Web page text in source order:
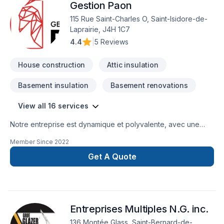
étape de votre projet.Gestion Paon
115 Rue Saint-Charles O, Saint-Isidore-de-
Laprairie, J4H 1C7
4.4
5 Reviews
House construction Attic insulation
Basement insulation Basement renovations
View all 16 services
Notre entreprise est dynamique et polyvalente, avec une
construction.Grâce à nos formations spécialisées en
menuiserie, en ingénierie et en gestion de projet, nous
possédons une compréhension approfondie de l’ensemble
d’entrepreneurs généraux.
Member Since 2022
Get A Quote
Entreprises Multiples N.G. inc.
136 Montée Glass, Saint-Bernard-de-